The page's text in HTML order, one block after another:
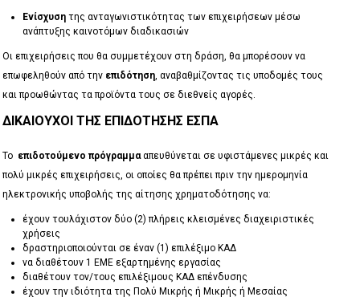
Ενίσχυσητης ανταγωνιστικότητας των επιχειρήσεων μέσω
ανάπτυξης καινοτόμων διαδικασιών
Οι επιχειρήσεις που θα συμμετέχουν στη δράση, θα μπορέσουν να
επωφεληθούν από την επιδότηση, αναβαθμίζοντας τις υποδομές τους
και προωθώντας τα προϊόντα τους σε διεθνείς αγορές.
ΔΙΚΑΙΟΎΧΟΙ ΤΗΣ ΕΠΙΔΌΤΗΣΗΣ ΕΣΠΑ
Το επιδοτούμενο πρόγραμμααπευθύνεται σε υφιστάμενες μικρές και
πολύ μικρές επιχειρήσεις, οι οποίες θα πρέπει πριν την ημερομηνία
ηλεκτρονικής υποβολής της αίτησης χρηματοδότησης να:
έχουν τουλάχιστον δύο (2) πλήρεις κλεισμένες διαχειριστικές
χρήσεις
δραστηριοποιούνται σε έναν (1) επιλέξιμο ΚΑΔ
να διαθέτουν 1 ΕΜΕ εξαρτημένης εργασίας
διαθέτουν τον/τους επιλέξιμους ΚΑΔ επένδυσης
έχουν την ιδιότητα της Πολύ Μικρής ή Μικρής ή Μεσαίας